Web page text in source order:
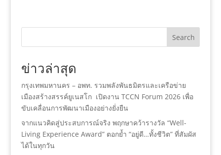
Search
ข่าวล่าสุด
กรุงเทพมหานคร – อพท. รวมพลังพันธมิตรและเครือข่าย
เมืองสร้างสรรค์ยูเนสโก เปิดงาน TCCN Forum 2026 เพื่อ
ขับเคลื่อนการพัฒนาเมืองอย่างยั่งยืน
จากแนวคิดสู่ประสบการณ์จริง พฤกษาคว้ารางวัล “Well-
Living Experience Award” ตอกย้ำ “อยู่ดี…ทั้งชีวิต” ที่สัมผัส
ได้ในทุกวัน